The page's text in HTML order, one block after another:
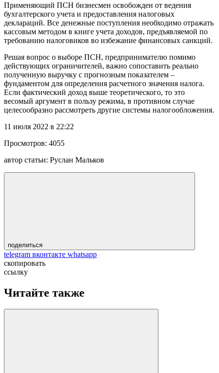
Применяющий ПСН бизнесмен освобожден от ведения
бухгалтерского учета и предоставления налоговых
деклараций. Все денежные поступления необходимо отражать
кассовым методом в книге учета доходов, предъявляемой по
требованию налоговиков во избежание финансовых санкций.
Решая вопрос о выборе ПСН, предпринимателю помимо
действующих ограничителей, важно сопоставить реально
полученную выручку с прогнозным показателем –
фундаментом для определения расчетного значения налога.
Если фактический доход выше теоретического, то это
весомый аргумент в пользу режима, в противном случае
целесообразно рассмотреть другие системы налогообложения.
11 июля 2022 в 22:22
Просмотров: 4055
автор статьи: Руслан Мальков
поделиться
telegram вконтакте whatsapp
скопировать
ссылку
Читайте также